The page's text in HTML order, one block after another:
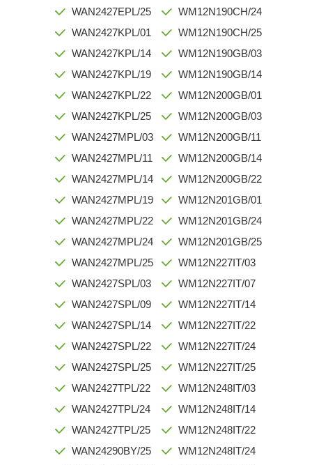
WAN2427EPL/25
WAN2427KPL/01
WAN2427KPL/14
WAN2427KPL/19
WAN2427KPL/22
WAN2427KPL/25
WAN2427MPL/03
WAN2427MPL/11
WAN2427MPL/14
WAN2427MPL/19
WAN2427MPL/22
WAN2427MPL/24
WAN2427MPL/25
WAN2427SPL/03
WAN2427SPL/09
WAN2427SPL/14
WAN2427SPL/22
WAN2427SPL/25
WAN2427TPL/22
WAN2427TPL/24
WAN2427TPL/25
WAN24290BY/25
WM12N190CH/24
WM12N190CH/25
WM12N190GB/03
WM12N190GB/14
WM12N200GB/01
WM12N200GB/03
WM12N200GB/11
WM12N200GB/14
WM12N200GB/22
WM12N201GB/01
WM12N201GB/24
WM12N201GB/25
WM12N227IT/03
WM12N227IT/07
WM12N227IT/14
WM12N227IT/22
WM12N227IT/24
WM12N227IT/25
WM12N248IT/03
WM12N248IT/14
WM12N248IT/22
WM12N248IT/24